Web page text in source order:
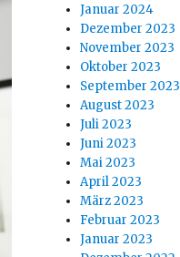
Januar 2024
Dezember 2023
November 2023
Oktober 2023
September 2023
August 2023
Juli 2023
Juni 2023
Mai 2023
April 2023
März 2023
Februar 2023
Januar 2023